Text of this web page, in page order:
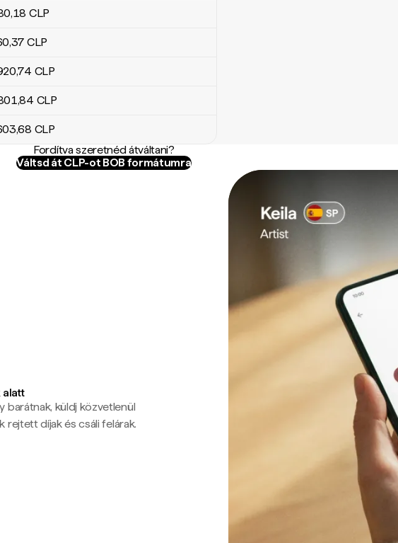
,18 CLP
,37 CLP
,74 CLP
,84 CLP
,68 CLP
Fordítva szeretnéd átváltani?
Váltsd át CLP-ot BOB formátumra
alatt
barátnak, küldj közvetlenül
rejtett díjak és csáli felárak.